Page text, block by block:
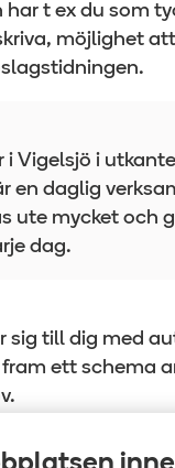
t ex du som
möjlighet
i Vigelsjö i
en daglig
ute mycket och
dag.
sig till dig med
ett schema